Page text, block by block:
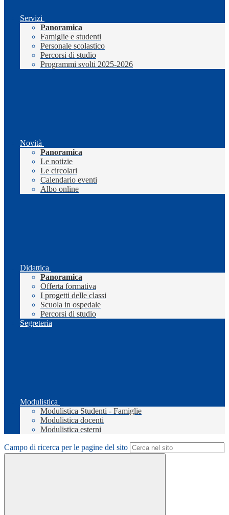
Servizi
Panoramica
Famiglie e studenti
Personale scolastico
Percorsi di studio
Programmi svolti 2025-2026
Novità
Panoramica
Le notizie
Le circolari
Calendario eventi
Albo online
Didattica
Panoramica
Offerta formativa
I progetti delle classi
Scuola in ospedale
Percorsi di studio
Segreteria
Modulistica
Modulistica Studenti - Famiglie
Modulistica docenti
Modulistica esterni
Campo di ricerca per le pagine del sito